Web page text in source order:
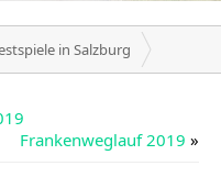
in Salzburg
Frankenweglauf 2019 »